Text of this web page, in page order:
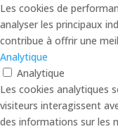
Les cookies de
analyser les principaux
contribue à offrir une
Analytique
Analytique
Les cookies analytiques
visiteurs interagissent
des informations sur les